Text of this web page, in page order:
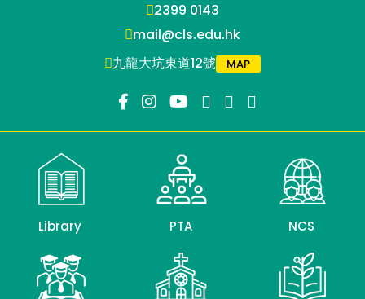
2399 0143
mail@cls.edu.hk
九龍大坑東道12號
MAP
Library PTA NCS